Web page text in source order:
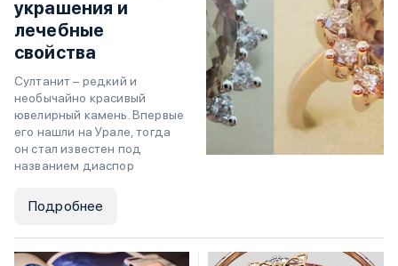
украшения и
лечебные
свойства
Султанит – редкий и
необычайно красивый
ювелирный камень. Впервые
его нашли на Урале, тогда
он стал известен под
названием диаспор
Подробнее